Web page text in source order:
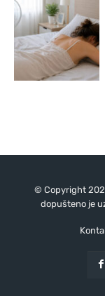
© Copyright
dopušteno je